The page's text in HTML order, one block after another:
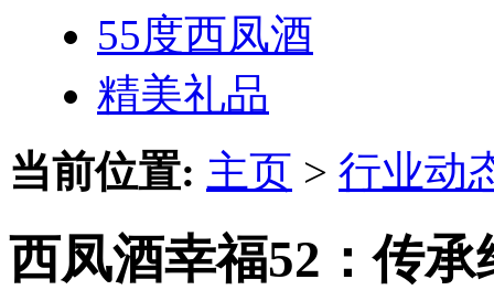
55度西凤酒
精美礼品
当前位置: 主页 > 行业动
西凤酒幸福52：传